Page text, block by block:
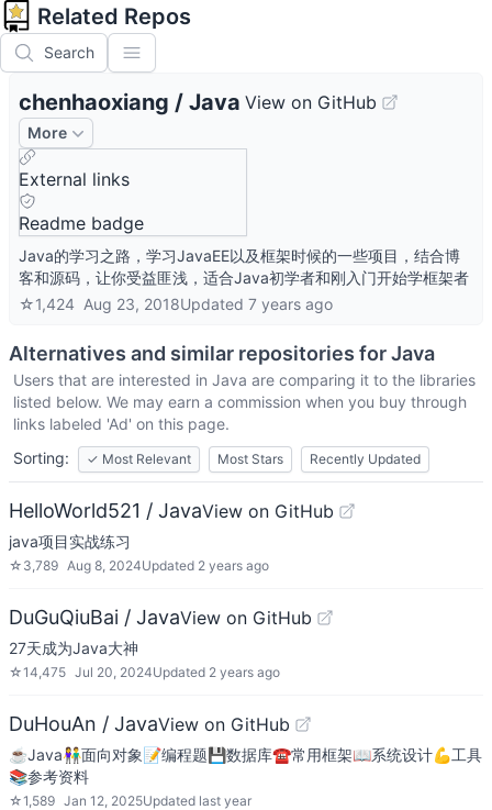
Related Repos
Search
chenhaoxiang / Java View on GitHub
More
External links
Readme badge
Java的学习之路，学习JavaEE以及框架时候的一些项目，结合博
客和源码，让你受益匪浅，适合Java初学者和刚入门开始学框架者
☆1,424 Aug 23, 2018Updated 7 years ago
Alternatives and similar repositories forJava
Users that are interested in Java are comparing it to the libraries
listed below. We may earn a commission when you buy through
links labeled 'Ad' on this page.
Sorting:
✓ Most Relevant Most Stars Recently Updated
HelloWorld521 / JavaView on GitHub
java项目实战练习
☆ 3,789 Aug 8, 2024Updated 2 years ago
DuGuQiuBai / JavaView on GitHub
27天成为Java大神
☆14,475 Jul 20, 2024Updated 2 years ago
DuHouAn / JavaView on GitHub
☕️Java👫面向对象📝编程题💾数据库☎️常用框架📖系统设计💪工具
📚参考资料
☆1,589 Jan 12, 2025Updated last year